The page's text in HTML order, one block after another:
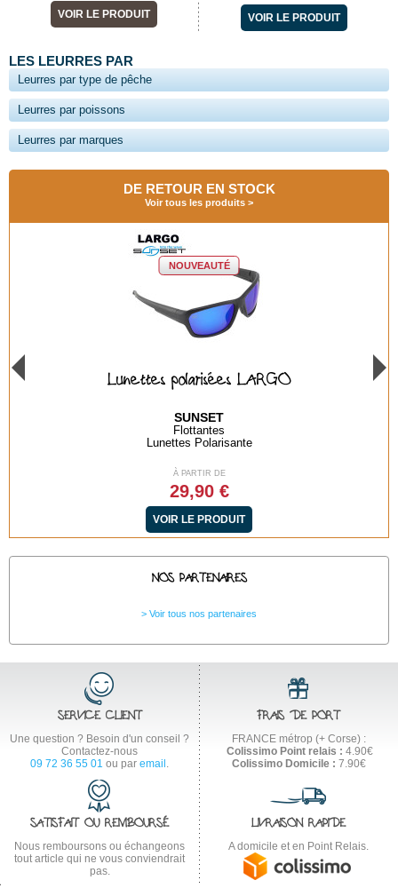
VOIR LE PRODUIT VOIR LE PRODUIT
LES LEURRES PAR
Leurres par type de pêche
Leurres par poissons
Leurres par marques
DE RETOUR EN STOCK
Voir tous les produits
NOUVEAUTÉ
Lunettes polarisées BAYA GREEN
SUNSET
Flottantes
Lunettes Polarisante
À PARTIR DE
29,90 €
VOIR LE PRODUIT
NOS PARTENAIRES
Voir tous nos partenaires
SERVICE CLIENT
Une question ? Besoin d'un conseil ?
Contactez-nous
09 72 36 55 01 ou par email .
FRAIS DE PORT
FRANCE métrop (+ Corse) :
Colissimo Point relais : 4.90€
Colissimo Domicile : 7.90€
SATISFAIT OU REMBOURSÉ
Nous remboursons ou échangeons
tout article qui ne vous conviendrait
pas.
LIVRAISON RAPIDE
A domicile et en Point Relais.